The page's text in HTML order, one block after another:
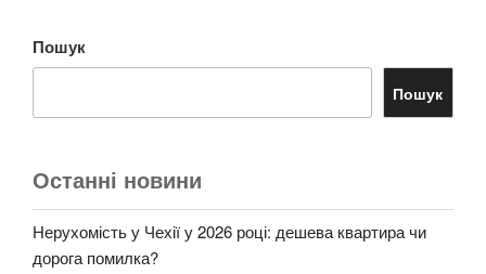
Пошук
Пошук
Останні новини
Нерухомість у Чехії у 2026 році: дешева квартира чи
дорога помилка?